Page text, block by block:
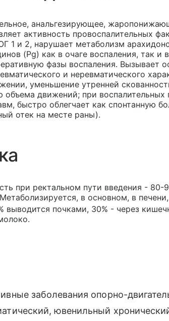
анальгезирующее,
активность провоспалительных
1 и 2, нарушает метаболизм
(Pg) как в очаге воспаления, так и
фазы воспаления. Вызывает
и неревматического
уменьшение утренней
объема движений; при воспалительных
быстро облегчает как спонтанную
отек на месте раны).
при ректальном пути введения - 80-
в основном, в
выводится почками, 30% - через
заболевания опорно-
ювенильный